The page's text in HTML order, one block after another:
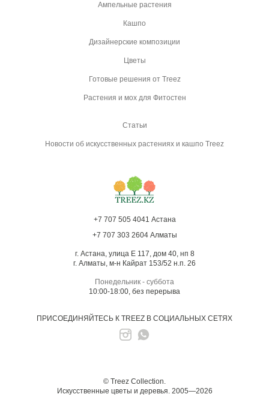
Ампельные растения
Кашпо
Дизайнерские композиции
Цветы
Готовые решения от Treez
Растения и мох для Фитостен
Статьи
Новости об искусственных растениях и кашпо Treez
+7 707 505 4041 Астана
+7 707 303 2604 Алматы
г. Астана, улица Е 117, дом 40, нп 8
г. Алматы, м-н Кайрат 153/52 н.п. 26
Понедельник - суббота
10:00-18:00, без перерыва
ПРИСОЕДИНЯЙТЕСЬ К TREEZ В СОЦИАЛЬНЫХ СЕТЯХ
© Treez Collection.
Искусственные цветы и деревья. 2005—2026